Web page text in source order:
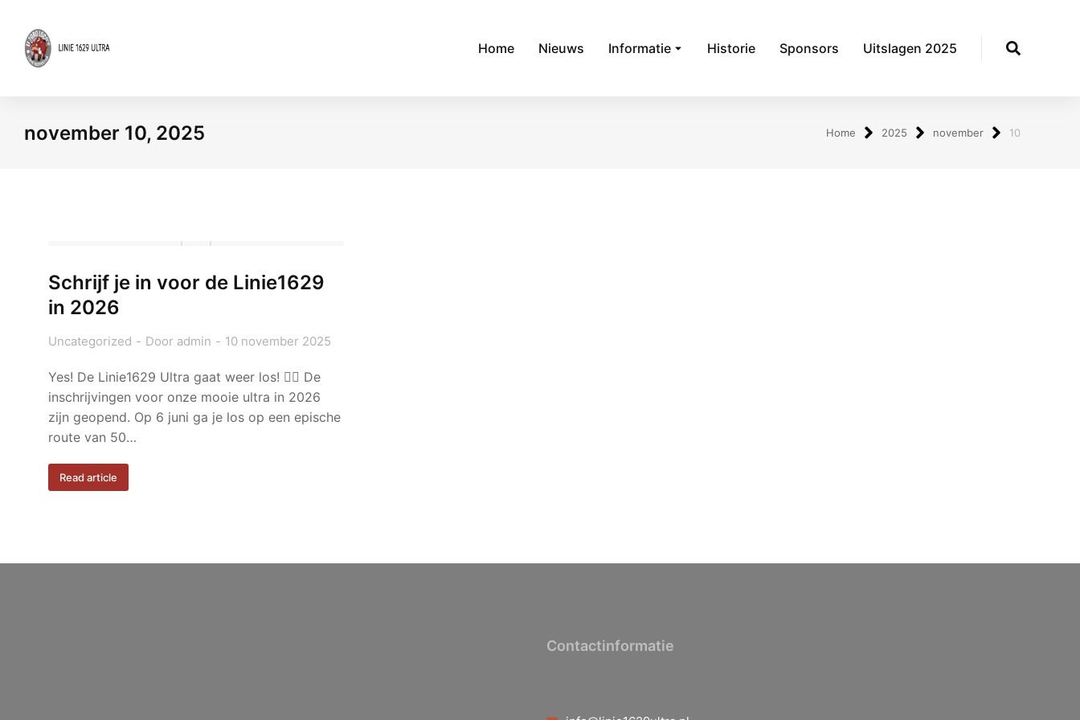
Home Nieuws Informatie Historie Sponsors Uitslagen 2025
november 10, 2025 Home 2025 november 10
Schrijf je in voor de Linie1629
in 2026
Uncategorized Door admin 10 november 2025
Yes! De Linie1629 Ultra gaat weer los! 🏃‍♂️ De
inschrijvingen voor onze mooie ultra in 2026
zijn geopend. Op 6 juni ga je los op een epische
route van 50…
Read article
Contactinformatie